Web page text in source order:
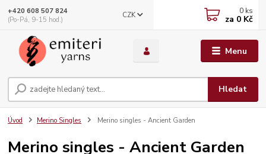
Menu
CZK
Hledat
+420 608 507 824
(Po-Pá, 9-15 hod.)
0 ks
za 0 Kč
Úvod Merino Singles Merino singles - Ancient Garden
Merino singles - Ancient Garden